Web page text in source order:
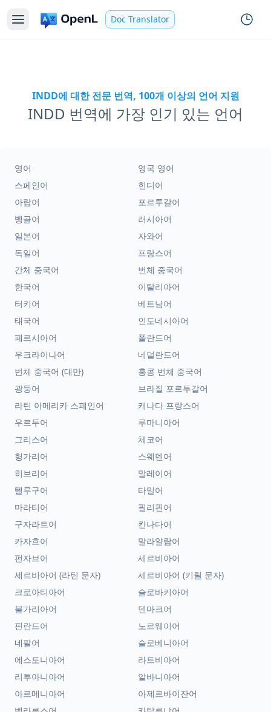
Doc Translator
INDD에 대한 전문 번역, 100개 이상의 언어 지원
INDD 번역에 가장 인기 있는 언어
영어
영국 영어
스페인어
힌디어
아랍어
포르투갈어
벵골어
러시아어
일본어
자와어
독일어
프랑스어
간체 중국어
번체 중국어
한국어
이탈리아어
터키어
베트남어
태국어
인도네시아어
페르시아어
폴란드어
우크라이나어
네덜란드어
번체 중국어 (대만)
홍콩 번체 중국어
광둥어
브라질 포르투갈어
라틴 아메리카 스페인어
캐나다 프랑스어
우르두어
루마니아어
그리스어
체코어
헝가리어
스웨덴어
히브리어
말레이어
텔루구어
타밀어
마라티어
필리핀어
구자라트어
칸나다어
카자흐어
말라얄람어
펀자브어
세르비아어
세르비아어 (라틴 문자)
세르비아어 (키릴 문자)
크로아티아어
슬로바키아어
불가리아어
덴마크어
핀란드어
노르웨이어
네팔어
슬로베니아어
에스토니아어
라트비아어
리투아니아어
알바니아어
아르메니아어
아제르바이잔어